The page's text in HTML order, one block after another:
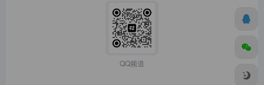
QQ频道